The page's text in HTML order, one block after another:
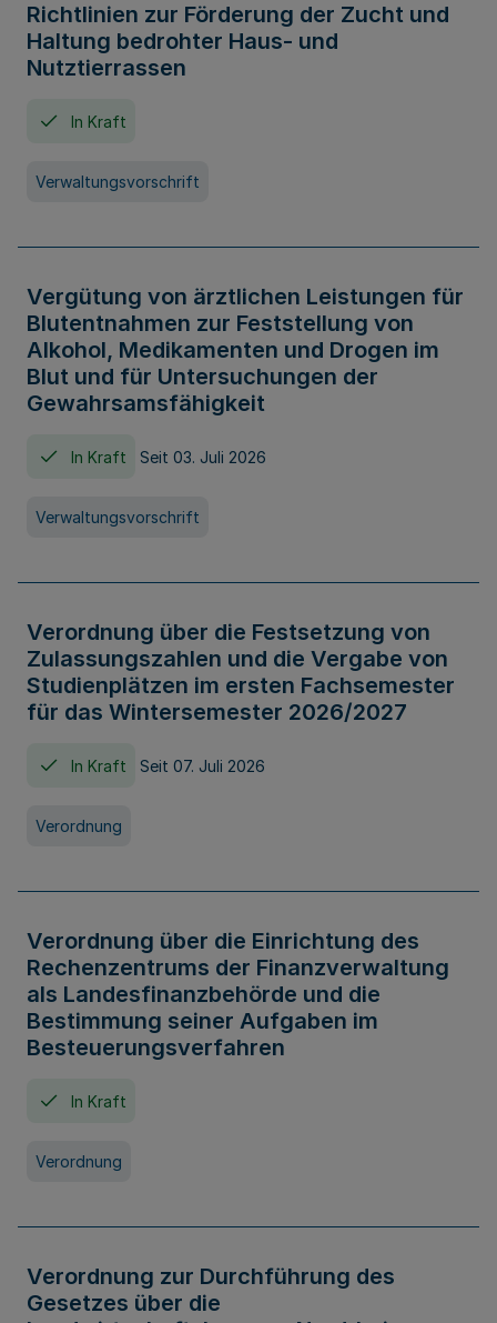
Richtlinien zur Förderung der Zucht und
Haltung bedrohter Haus- und
Nutztierrassen
In Kraft
Verwaltungsvorschrift
Vergütung von ärztlichen Leistungen für
Blutentnahmen zur Feststellung von
Alkohol, Medikamenten und Drogen im
Blut und für Untersuchungen der
Gewahrsamsfähigkeit
In Kraft Seit 03. Juli 2026
Verwaltungsvorschrift
Verordnung über die Festsetzung von
Zulassungszahlen und die Vergabe von
Studienplätzen im ersten Fachsemester
für das Wintersemester 2026/2027
In Kraft Seit 07. Juli 2026
Verordnung
Verordnung über die Einrichtung des
Rechenzentrums der Finanzverwaltung
als Landesfinanzbehörde und die
Bestimmung seiner Aufgaben im
Besteuerungsverfahren
In Kraft
Verordnung
Verordnung zur Durchführung des
Gesetzes über die